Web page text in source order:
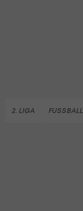
2. LIGA FUSSBALL